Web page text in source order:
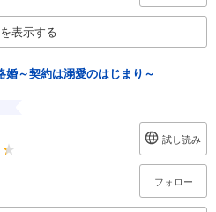
表示する
婚～契約は溺愛のはじまり～
試し読み
フォロー